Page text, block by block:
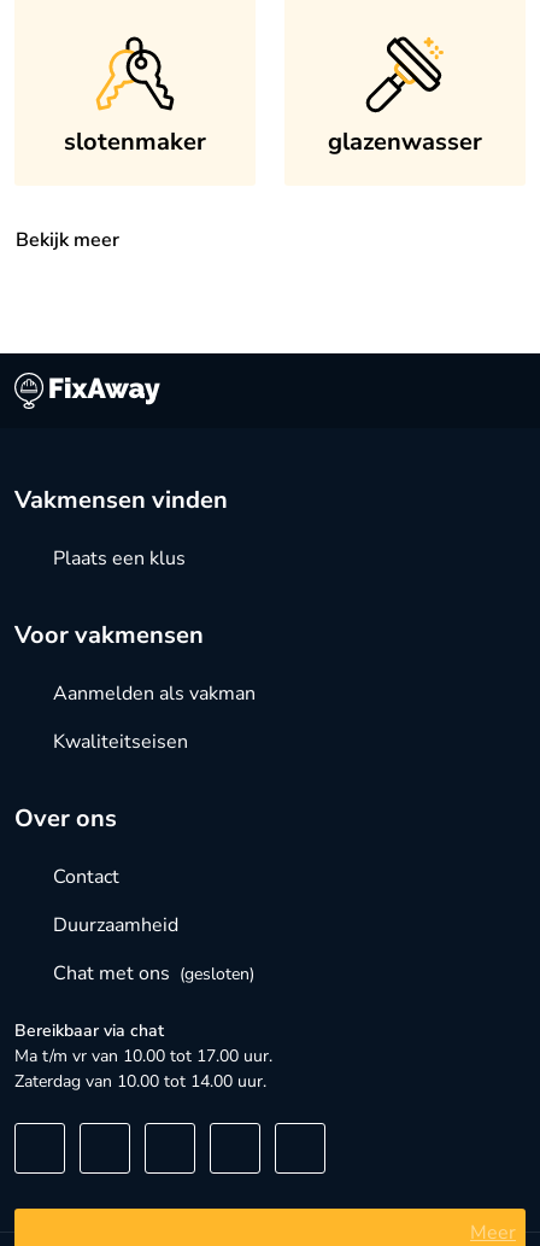
slotenmaker glazenwasser
Bekijk meer
Over ons
Contact
Duurzaamheid
Chat met ons (gesloten)
Bereikbaar via chat
Ma t/m vr van 10.00 tot 17.00 uur.
Zaterdag van 10.00 tot 14.00 uur.
Vakmensen vinden
Plaats een klus
Voor vakmensen
Aanmelden als vakman
Kwaliteitseisen
Meer